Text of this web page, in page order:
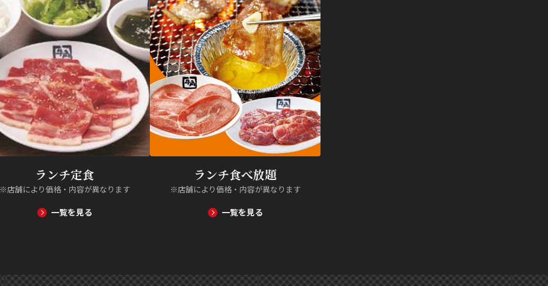
ランチ定食
※店舗により価格・内容が異なります
一覧を見る
ランチ食べ放題
※店舗により価格・内容が異なります
一覧を見る